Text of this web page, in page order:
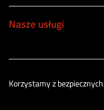
Nasze usługi
Korzystamy z